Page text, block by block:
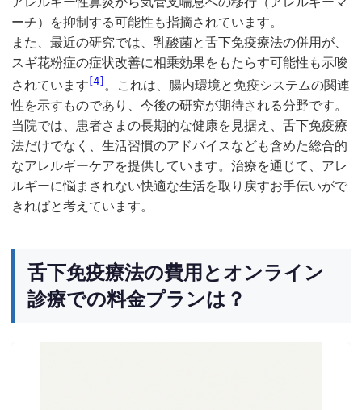
ーチ）を抑制する可能性も指摘されています。
また、最近の研究では、乳酸菌と舌下免疫療法の併用が、
スギ花粉症の症状改善に相乗効果をもたらす可能性も示唆
されています[4] 。これは、腸内環境と免疫システムの関連
性を示すものであり、今後の研究が期待される分野です。
当院では、患者さまの長期的な健康を見据え、舌下免疫療
法だけでなく、生活習慣のアドバイスなども含めた総合的
なアレルギーケアを提供しています。治療を通じて、アレ
ルギーに悩まされない快適な生活を取り戻すお手伝いがで
きればと考えています。
舌下免疫療法の費用とオンライン
診療での料金プランは？